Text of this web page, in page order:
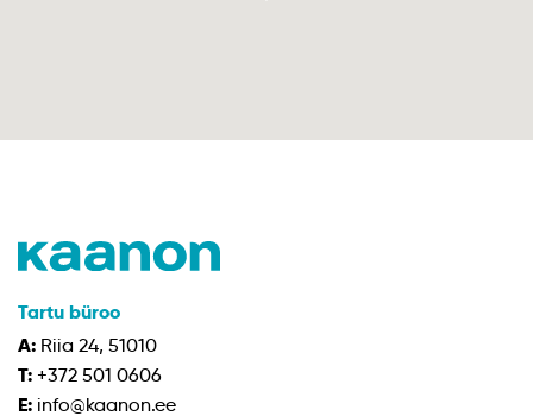
Tartu büroo
A: Riia 24, 51010
T: +372 501 0606
E: info@kaanon.ee